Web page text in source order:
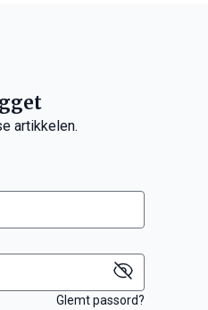
artikkelen.
Glemt passord?